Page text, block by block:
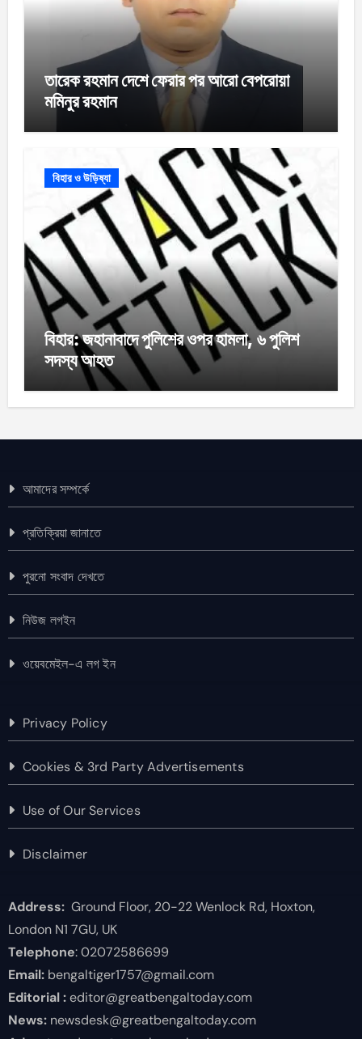
তারেক রহমান দেশে ফেরার পর আরো বেপরোয়া
মমিনুর রহমান
বিহার ও উড়িষ্যা
বিহার: জহানাবাদে পুলিশের ওপর হামলা, ৬ পুলিশ
সদস্য আহত
আমাদের সম্পর্কে
প্রতিক্রিয়া জানাতে
পুরনো সংবাদ দেখতে
নিউজ লগইন
ওয়েবমেইল-এ লগ ইন
Privacy Policy
Cookies & 3rd Party Advertisements
Use of Our Services
Disclaimer
Address:Ground Floor, 20-22 Wenlock Rd, Hoxton,
London N1 7GU, UK
Telephone: 02072586699
Email:bengaltiger1757@gmail.com
Editorial :editor@greatbengaltoday.com
News:newsdesk@greatbengaltoday.com